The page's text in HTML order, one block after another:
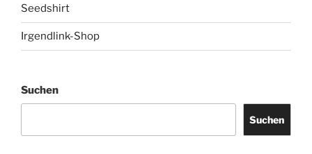
Seedshirt
Irgendlink-Shop
Suchen
Suchen